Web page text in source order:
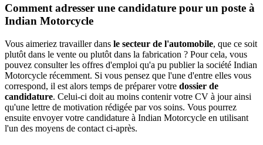
Comment adresser une candidature pour un poste à
Indian Motorcycle
Vous aimeriez travailler dans le secteur de l'automobile, que ce soit
plutôt dans le vente ou plutôt dans la fabrication ? Pour cela, vous
pouvez consulter les offres d'emploi qu'a pu publier la société Indian
Motorcycle récemment. Si vous pensez que l'une d'entre elles vous
correspond, il est alors temps de préparer votre dossier de
candidature. Celui-ci doit au moins contenir votre CV à jour ainsi
qu'une lettre de motivation rédigée par vos soins. Vous pourrez
ensuite envoyer votre candidature à Indian Motorcycle en utilisant
l'un des moyens de contact ci-après.